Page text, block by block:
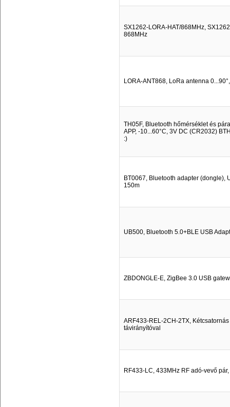
SX1262-LORA-HAT/868MHz,
868MHz
LORA-ANT868, LoRa antenna
TH05F, Bluetooth hőmérséklet és
APP, -10...60°C, 3V DC (CR2032)
:)
BT0067, Bluetooth adapter (dongle),
150m
UB500, Bluetooth 5.0+BLE USB
ZBDONGLE-E, ZigBee 3.0 USB
ARF433-REL-2CH-2TX,
távirányítóval
RF433-LC, 433MHz RF adó-vevő